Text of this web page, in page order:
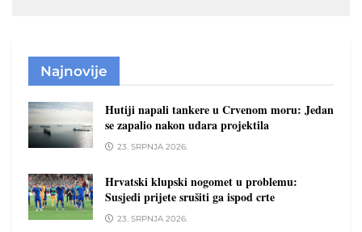
Najnovije
Hutiji napali tankere u Crvenom moru: Jedan
se zapalio nakon udara projektila
23. SRPNJA 2026.
Hrvatski klupski nogomet u problemu:
Susjedi prijete srušiti ga ispod crte
23. SRPNJA 2026.